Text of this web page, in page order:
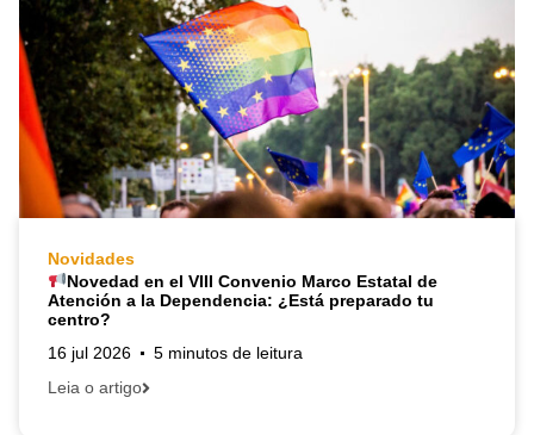
Novidades
Novedad en el VIII Convenio Marco Estatal de
Atención a la Dependencia: ¿Está preparado tu
centro?
16 jul 2026
5 minutos de leitura
Leia o artigo